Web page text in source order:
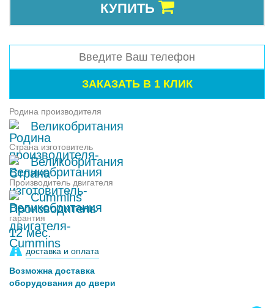
КУПИТЬ
Родина производителя
Великобритания
Страна изготовитель
Великобритания
Производитель двигателя
Cummins
гарантия
12 мес.
доставка и оплата
Возможна доставка
оборудования до двери